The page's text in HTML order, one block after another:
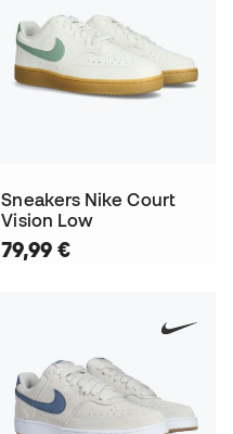
Sneakers Nike Court
Vision Low
79,99 €